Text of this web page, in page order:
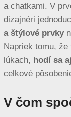
a chatkami. V
dizajnéri
a štýlové prvky
Napriek tomu,
lúkach, hodí sa
celkové
V čom